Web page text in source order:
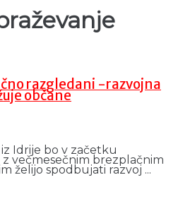
razgledani -razvojna
občane
iz Idrije bo v začetku
večmesečnim brezplačnim
želijo spodbujati razvoj ...